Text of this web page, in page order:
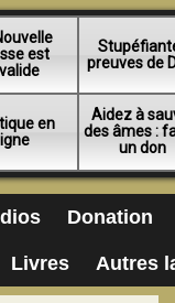
est
preuves de
en
ligne
Aidez à
des âmes :
un don
Donation
Livres Autres